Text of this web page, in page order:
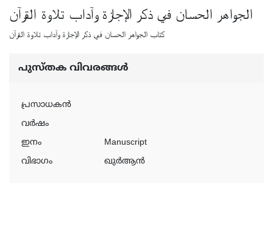
الجواهر الحسان في ذكر الإجازة وآداب تلاوة القرآن
كتاب الجواهر الحسان في ذكر الإجازة وآداب تلاوة القرآن
പുസ്‌തക വിവരങ്ങള്‍
പ്രസാധകന്‍
വര്‍ഷം
ഇനം
Manuscript
വിഭാഗം
ഖുർആൻ